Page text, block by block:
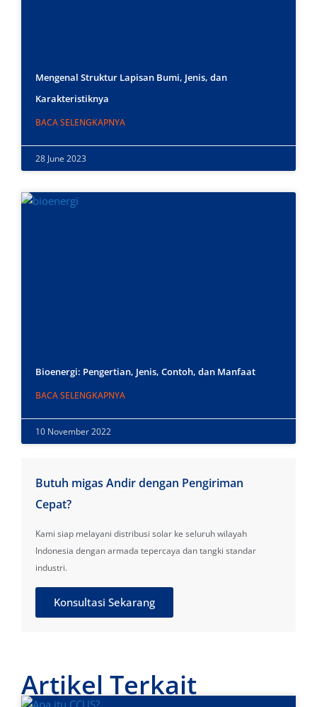
Mengenal Struktur Lapisan Bumi, Jenis, dan
Karakteristiknya
BACA SELENGKAPNYA
28 June 2023
Bioenergi: Pengertian, Jenis, Contoh, dan Manfaat
BACA SELENGKAPNYA
10 November 2022
Butuh migas Andir dengan Pengiriman
Cepat?
Kami siap melayani distribusi solar ke seluruh wilayah
Indonesia dengan armada tepercaya dan tangki standar
industri.
Konsultasi Sekarang
Artikel Terkait